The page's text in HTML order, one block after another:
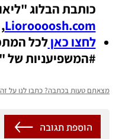
כותבת הבלוג
Lioroooosh.com
לחצו כאן
#המשפיעניות
מצאתם טעות בכתבה? כתבו לנו על זה
הוספת תגובה